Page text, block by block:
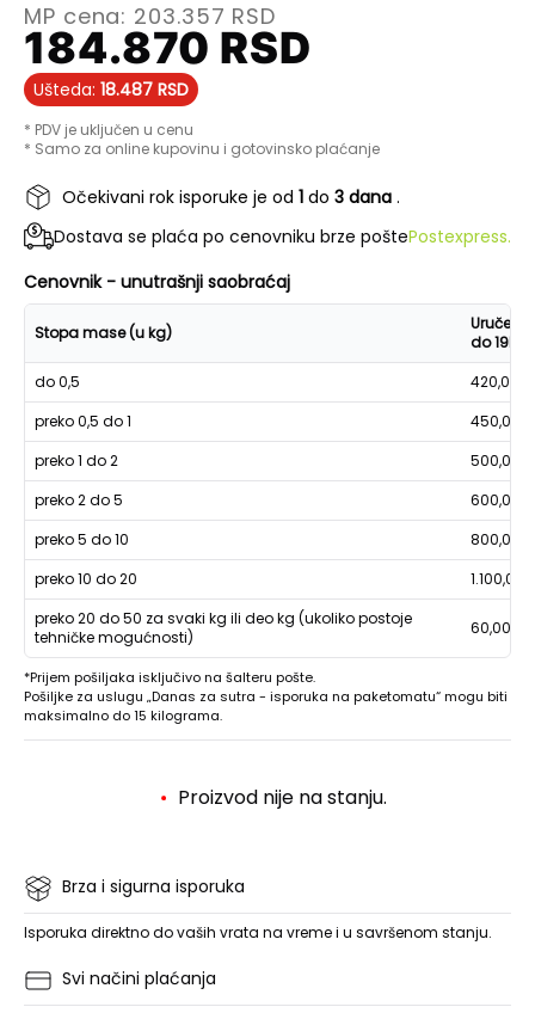
MP cena: 203.357 RSD
184.870 RSD
Ušteda: 18.487 RSD
* PDV je uključen u cenu
* Samo za online kupovinu i gotovinsko plaćanje
Očekivani rok isporuke je od 1 do 3 dana .
Dostava se plaća po cenovniku brze poštePostexpress.
Cenovnik - unutrašnji saobraćaj
Stopa mase (u kg)
Uručenje
do 19h
do 0,5
420,00
preko 0,5 do 1
450,00
preko 1 do 2
500,00
preko 2 do 5
600,00
preko 5 do 10
800,00
preko 10 do 20
1.100,00
preko 20 do 50 za svaki kg ili deo kg (ukoliko postoje
tehničke mogućnosti)
60,00
*Prijem pošiljaka isključivo na šalteru pošte.
Pošiljke za uslugu „Danas za sutra - isporuka na paketomatu“ mogu biti
maksimalno do 15 kilograma.
Proizvod nije na stanju.
Brza i sigurna isporuka
Isporuka direktno do vaših vrata na vreme i u savršenom stanju.
Svi načini plaćanja